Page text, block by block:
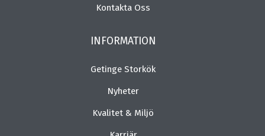
Kontakta Oss
INFORMATION
Getinge Storkök
Nyheter
Kvalitet & Miljö